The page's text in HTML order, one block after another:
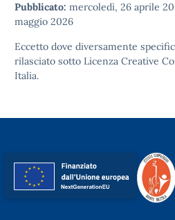
Pubblicato: mercoledì, 26 aprile
maggio 2026
Eccetto dove diversamente
rilasciato sotto Licenza Creative
Italia.